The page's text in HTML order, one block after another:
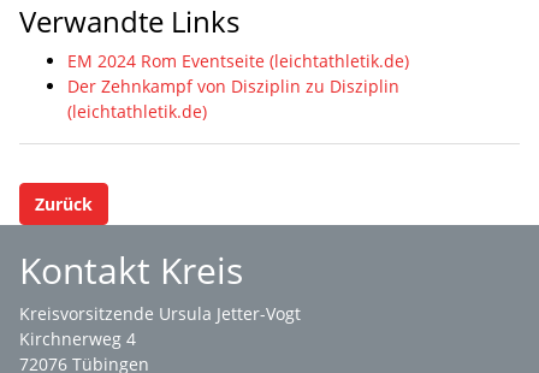
Verwandte Links
EM 2024 Rom Eventseite (leichtathletik.de)
Der Zehnkampf von Disziplin zu Disziplin
(leichtathletik.de)
Zurück
Kontakt Kreis
Kreisvorsitzende Ursula Jetter-Vogt
Kirchnerweg 4
72076 Tübingen